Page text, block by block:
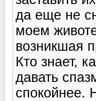
да еще не
моем
возникшая
Кто знает,
давать
спокойнее.